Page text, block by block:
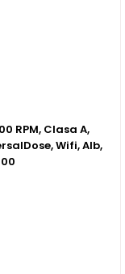
RPM, Clasa A,
Wifi, Alb,